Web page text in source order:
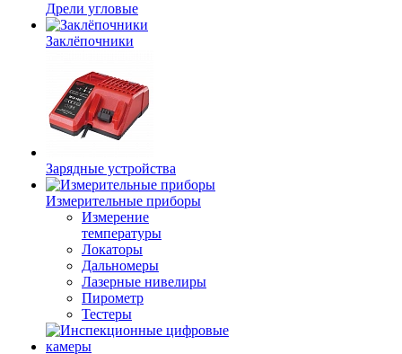
Дрели угловые
Заклёпочники
Зарядные устройства
Измерительные приборы
Измерение
температуры
Локаторы
Дальномеры
Лазерные нивелиры
Пирометр
Тестеры